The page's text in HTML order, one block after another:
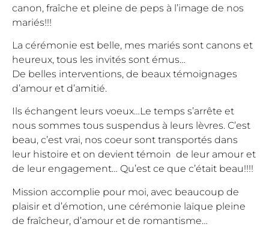
canon, fraîche et pleine de peps à l’image de nos
mariés!!!
La cérémonie est belle, mes mariés sont canons et
heureux, tous les invités sont émus…
De belles interventions, de beaux témoignages
d’amour et d’amitié.
Ils échangent leurs voeux…Le temps s’arrête et
nous sommes tous suspendus à leurs lèvres. C’est
beau, c’est vrai, nos coeur sont transportés dans
leur histoire et on devient témoin de leur amour et
de leur engagement… Qu’est ce que c’était beau!!!!
Mission accomplie pour moi, avec beaucoup de
plaisir et d’émotion, une cérémonie laïque pleine
de fraîcheur, d’amour et de romantisme…